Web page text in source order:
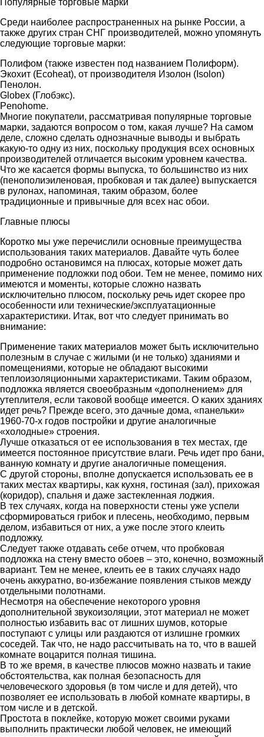
Среди наиболее распространенных на рынке России, а
также других стран СНГ производителей, можно упомянуть
следующие торговые марки:
Полифом (также известен под названием Полиформ).
Экохит (Ecoheat), от производителя Изолон (Isolon)
Пенолон.
Globex (Глобэкс).
Penohome.
Многие покупатели, рассматривая популярные торговые
марки, задаются вопросом о том, какая лучше? На самом
деле, сложно сделать однозначные выводы и выбрать
какую-то одну из них, поскольку продукция всех основных
производителей отличается высоким уровнем качества.
Что же касается формы выпуска, то большинство из них
(пенополиэиленовая, пробковая и так далее) выпускается
в рулонах, напоминая, таким образом, более
традиционные и привычные для всех нас обои.
Главные плюсы
Коротко мы уже перечислили основные преимущества
использования таких материалов. Давайте чуть более
подробно остановимся на плюсах, которые может дать
применение подложки под обои. Тем не менее, помимо них
имеются и моменты, которые сложно назвать
исключительно плюсом, поскольку речь идет скорее про
особенности или технические/эксплуатационные
характеристики. Итак, вот что следует принимать во
внимание:
Применение таких материалов может быть исключительно
полезным в случае с жилыми (и не только) зданиями и
помещениями, которые не обладают высокими
теплоизоляционными характеристиками. Таким образом,
подложка является своеобразным «дополнением» для
утеплителя, если таковой вообще имеется. О каких зданиях
идет речь? Прежде всего, это дачные дома, «панельки»
1960-70-х годов постройки и другие аналогичные
«холодные» строения.
Лучше отказаться от ее использования в тех местах, где
имеется постоянное присутствие влаги. Речь идет про бани,
ванную комнату и другие аналогичные помещения.
С другой стороны, вполне допускается использовать ее в
таких местах квартиры, как кухня, гостиная (зал), прихожая
(коридор), спальня и даже застекленная лоджия.
В тех случаях, когда на поверхности стены уже успели
сформироваться грибок и плесень, необходимо, первым
делом, избавиться от них, а уже после этого клеить
подложку.
Следует также отдавать себе отчем, что пробковая
подложка на стену вместо обоев – это, конечно, возможный
вариант. Тем не менее, клеить ее в таких случаях надо
очень аккуратно, во-избежание появления стыков между
отдельными полотнами.
Несмотря на обеспечение некоторого уровня
дополнительной звукоизоляции, этот материал не может
полностью избавить вас от лишних шумов, которые
поступают с улицы или раздаются от излишне громких
соседей. Так что, не надо рассчитывать на то, что в вашей
комнате воцарится полная тишина.
В то же время, в качестве плюсов можно назвать и такие
обстоятельства, как полная безопасность для
человеческого здоровья (в том числе и для детей), что
позволяет ее использовать в любой комнате квартиры, в
том числе и в детской.
Простота в поклейке, которую может своими руками
выполнить практически любой человек, не имеющий